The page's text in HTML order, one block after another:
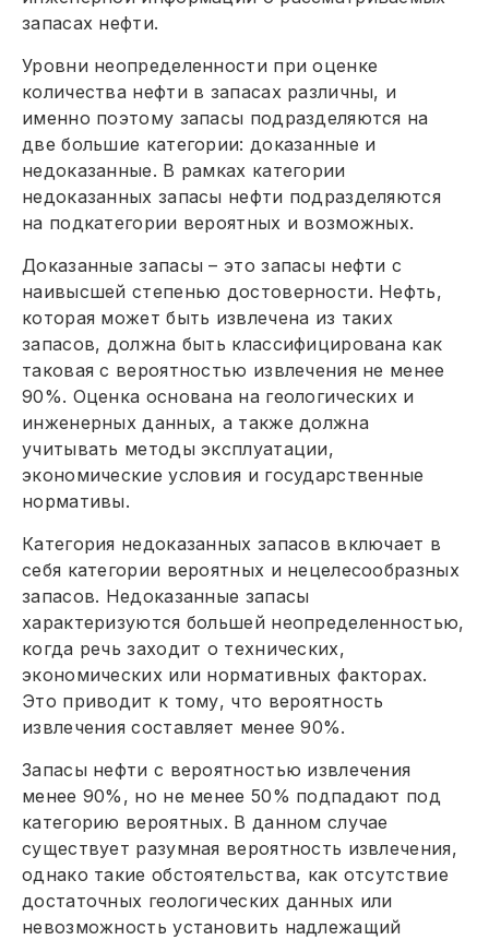
запасах нефти.
Уровни неопределенности при оценке
количества нефти в запасах различны, и
именно поэтому запасы подразделяются на
две большие категории: доказанные и
недоказанные. В рамках категории
недоказанных запасы нефти подразделяются
на подкатегории вероятных и возможных.
Доказанные запасы – это запасы нефти с
наивысшей степенью достоверности. Нефть,
которая может быть извлечена из таких
запасов, должна быть классифицирована как
таковая с вероятностью извлечения не менее
90%. Оценка основана на геологических и
инженерных данных, а также должна
учитывать методы эксплуатации,
экономические условия и государственные
нормативы.
Категория недоказанных запасов включает в
себя категории вероятных и нецелесообразных
запасов. Недоказанные запасы
характеризуются большей неопределенностью,
когда речь заходит о технических,
экономических или нормативных факторах.
Это приводит к тому, что вероятность
извлечения составляет менее 90%.
Запасы нефти с вероятностью извлечения
менее 90%, но не менее 50% подпадают под
категорию вероятных. В данном случае
существует разумная вероятность извлечения,
однако такие обстоятельства, как отсутствие
достаточных геологических данных или
невозможность установить надлежащий